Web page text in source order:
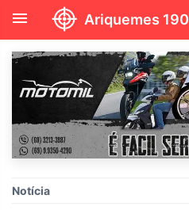
menu Ariquemes 190
Notícia